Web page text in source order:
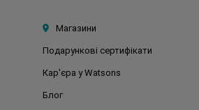
Магазини
Подарункові сертифікати
Кар'єра у Watsons
Блог